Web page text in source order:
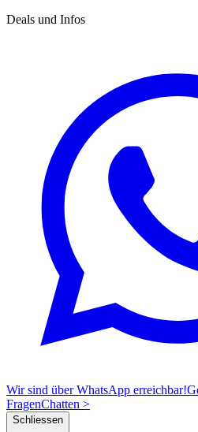
Deals und Infos
Wir sind über WhatsApp erreichbar!
FragenChatten >
Schliessen